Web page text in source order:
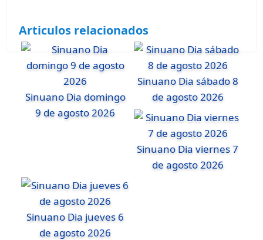
Articulos relacionados
Sinuano Dia domingo
9 de agosto 2026
Sinuano Dia sábado 8
de agosto 2026
Sinuano Dia viernes 7
de agosto 2026
Sinuano Dia jueves 6
de agosto 2026